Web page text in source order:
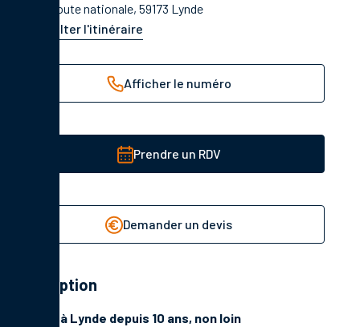
1184 Route nationale, 59173 Lynde
Consulter l'itinéraire
Afficher le numéro
Prendre un RDV
Demander un devis
Description
à Lynde depuis 10 ans, non loin